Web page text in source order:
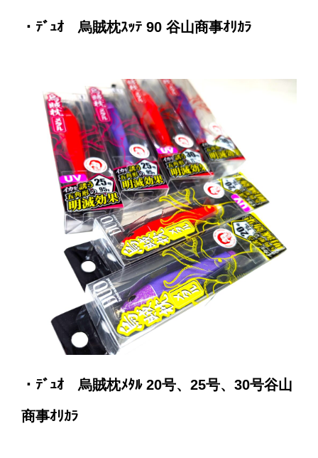
・ﾃﾞｭｵ 烏賊枕ｽｯﾃ 90 谷山商事ｵﾘｶﾗ
・ﾃﾞｭｵ 烏賊枕ﾒﾀﾙ 20号、25号、30号谷山
商事ｵﾘｶﾗ